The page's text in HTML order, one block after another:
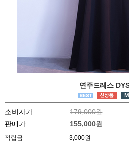
연주드레스
소비자가
179,000원
판매가
155,000원
적립금 3,000원